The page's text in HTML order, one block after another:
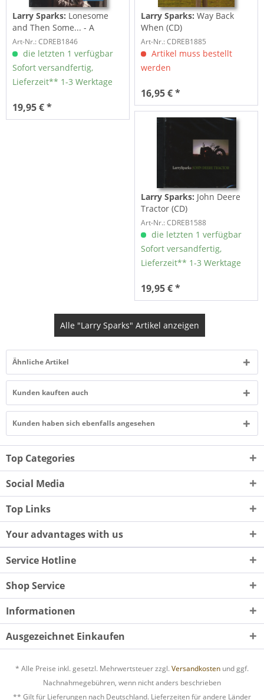
Larry Sparks: Lonesome
and Then Some... - A
Classic 50th...
Art-Nr.: CDREB1846
die letzten 1 verfügbar
Sofort versandfertig,
Lieferzeit** 1-3 Werktage
19,95 € *
Larry Sparks:Way Back
When (CD)
Art-Nr.: CDREB1885
Artikel muss bestellt
werden
16,95 € *
Larry Sparks: John Deere
Tractor (CD)
Art-Nr.: CDREB1588
die letzten 1 verfügbar
Sofort versandfertig,
Lieferzeit** 1-3 Werktage
19,95 € *
Alle "Larry Sparks" Artikel anzeigen
Ähnliche Artikel
Kunden kauften auch
Kunden haben sich ebenfalls angesehen
Top Categories
Social Media
Top Links
Your advantages with us
Service Hotline
Shop Service
Informationen
Ausgezeichnet Einkaufen
* Alle Preise inkl. gesetzl. Mehrwertsteuer zzgl. Versandkosten und ggf.
Nachnahmegebühren, wenn nicht anders beschrieben
** Gilt für Lieferungen nach Deutschland. Lieferzeiten für andere Länder